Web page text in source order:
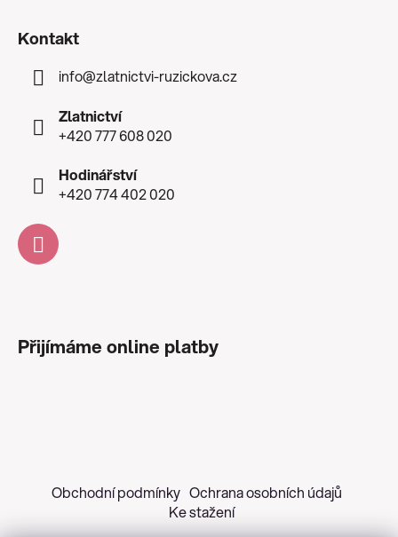
Kontakt
info@zlatnictvi-ruzickova.cz
Zlatnictví
+420 777 608 020
Hodinářství
+420 774 402 020
Přijímáme online platby
Obchodní podmínky Ochrana osobních údajů
Ke stažení